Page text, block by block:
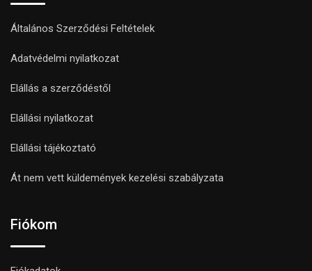
Általános Szerződési Feltételek
Adatvédelmi nyilatkozat
Elállás a szerződéstől
Elállási nyilatkozat
Elállási tájékoztató
Át nem vett küldemények kezelési szabályzata
Fiókom